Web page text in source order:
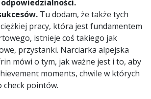
ów. Tu dodam, że także tych
pracy, która jest fundamentem
istnieje coś takiego jak
przystanki. Narciarka alpejska
mówi o tym, jak ważne jest i to, aby
moments, chwile w których
check pointów.